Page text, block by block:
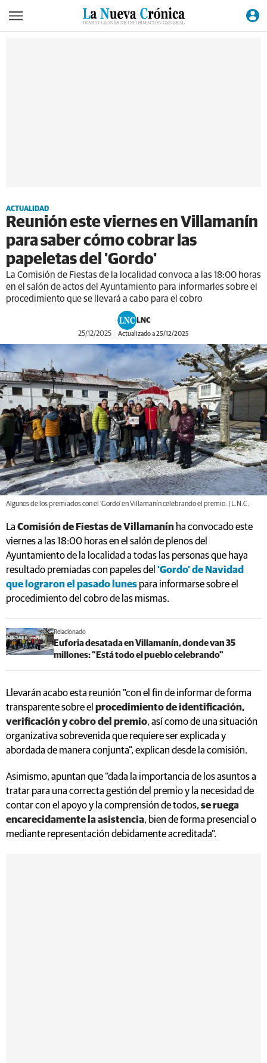
ACTUALIDAD
Reunión este viernes en Villamanín
para saber cómo cobrar las
papeletas del 'Gordo'
La Comisión de Fiestas de la localidad convoca a las 18:00 horas
en el salón de actos del Ayuntamiento para informarles sobre el
procedimiento que se llevará a cabo para el cobro
LNC
25/12/2025 Actualizado a 25/12/2025
Algunos de los premiados con el 'Gordo' en Villamanín celebrando el premio. | L.N.C.
La Comisión de Fiestas de Villamanín ha convocado este
viernes a las 18:00 horas en el salón de plenos del
Ayuntamiento de la localidad a todas las personas que haya
resultado premiadas con papeles del 'Gordo' de Navidad
que lograron el pasado lunes para informarse sobre el
procedimiento del cobro de las mismas.
Relacionado
Euforia desatada en Villamanín, donde van 35
millones: "Está todo el pueblo celebrando"
Llevarán acabo esta reunión "con el fin de informar de forma
transparente sobre el procedimiento de identificación,
verificación y cobro del premio, así como de una situación
organizativa sobrevenida que requiere ser explicada y
abordada de manera conjunta", explican desde la comisión.
Asimismo, apuntan que "dada la importancia de los asuntos a
tratar para una correcta gestión del premio y la necesidad de
contar con el apoyo y la comprensión de todos, se ruega
encarecidamente la asistencia, bien de forma presencial o
mediante representación debidamente acreditada".